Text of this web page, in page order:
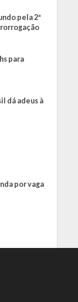
pela 2ª
para
dá adeus à
por vaga